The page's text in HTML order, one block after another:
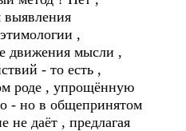
,
движения мысли ,
- то есть ,
роде , упрощённую
- но в общепринятом
не даёт , предлагая